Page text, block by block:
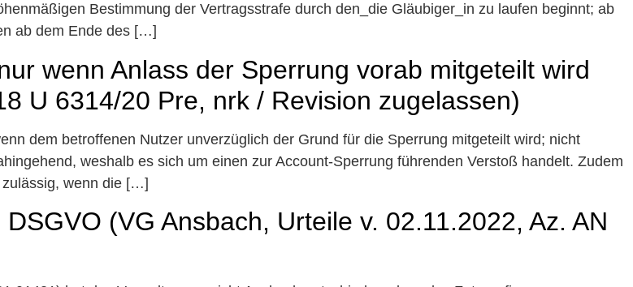
Bestimmung der Vertragsstrafe durch den_die Gläubiger_in zu laufen beginnt; ab
ab dem Ende des […]
wenn Anlass der Sperrung vorab mitgeteilt wird
U 6314/20 Pre, nrk / Revision zugelassen)
dem betroffenen Nutzer unverzüglich der Grund für die Sperrung mitgeteilt wird; nicht
weshalb es sich um einen zur Account-Sperrung führenden Verstoß handelt. Zudem
zulässig, wenn die […]
(VG Ansbach, Urteile v. 02.11.2022, Az. AN